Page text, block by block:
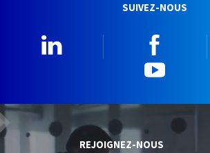
SUIVEZ-NOUS
REJOIGNEZ-NOUS